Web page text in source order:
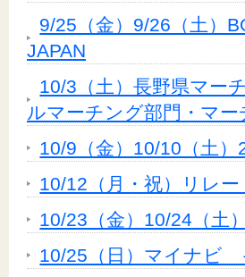
9/25（金）9/26（土）
JAPAN
10/3（土）長野県マー
ルマーチング部門・マ
10/9（金）10/10（土
10/12（月・祝）リレ
10/23（金）10/24（土
10/25（日）マイナビ